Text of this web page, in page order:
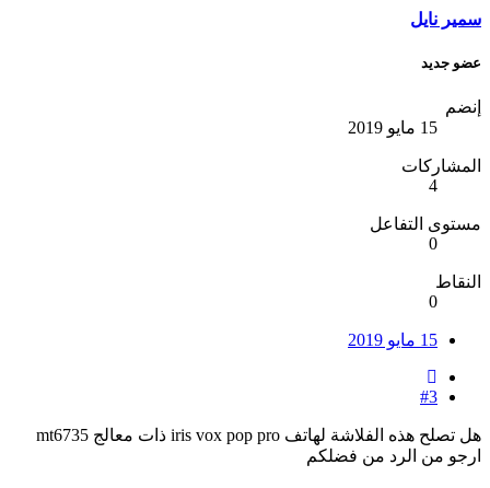
سمير نايل
عضو جديد
إنضم
15 مايو 2019
المشاركات
4
مستوى التفاعل
0
النقاط
0
15 مايو 2019
#3
هل تصلح هذه الفلاشة لهاتف iris vox pop pro ذات معالج mt6735
ارجو من الرد من فضلكم